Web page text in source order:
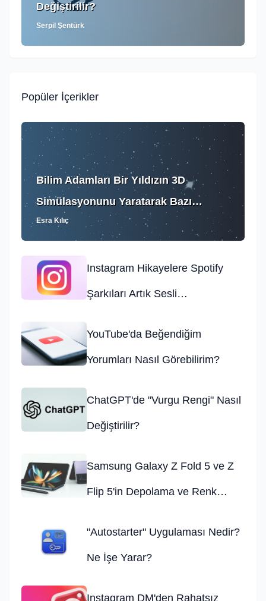
Değiştirilir?
Serpil Şentürk
Popüler İçerikler
Bilim Adamları Bir Yıldızın 3D
Simülasyonunu Yaratarak Bazı
Bilgileri Ortaya Çıkardı
Esra Kılıç
Instagram Hikayelere Spotify
Şarkıları Artık Sesli
YouTube'da Beğendiğim
Yorumları Nasıl Görebilirim?
ChatGPT'de "Vurgu Rengi" Nasıl
Değiştirilir?
Samsung Galaxy Z Fold 5 ve Z
Flip 5'in Depolama ve Renk
"Autostarter" Uygulaması Nedir?
Ne İşe Yarar?
Instagram DM'den Rahatsız